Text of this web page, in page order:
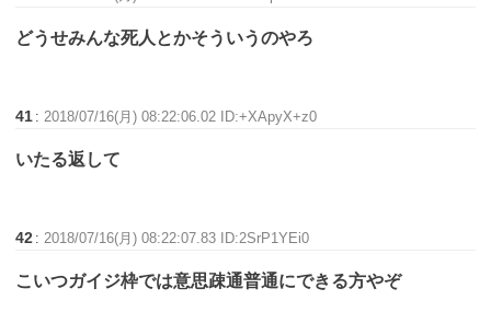
どうせみんな死人とかそういうのやろ
41 :2018/07/16(月) 08:22:06.02 ID:+XApyX+z0
いたる返して
42 :2018/07/16(月) 08:22:07.83 ID:2SrP1YEi0
こいつガイジ枠では意思疎通普通にできる方やぞ